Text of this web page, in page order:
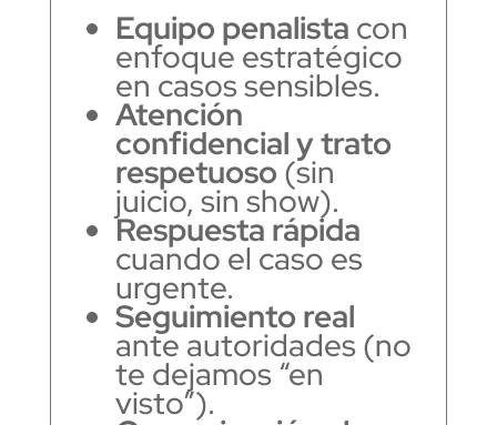
Equipo penalista con
enfoque estratégico
en casos sensibles.
Atención
confidencial y trato
respetuoso (sin
juicio, sin show).
Respuesta rápida
cuando el caso es
urgente.
Seguimiento real
ante autoridades (no
te dejamos “en
visto”).